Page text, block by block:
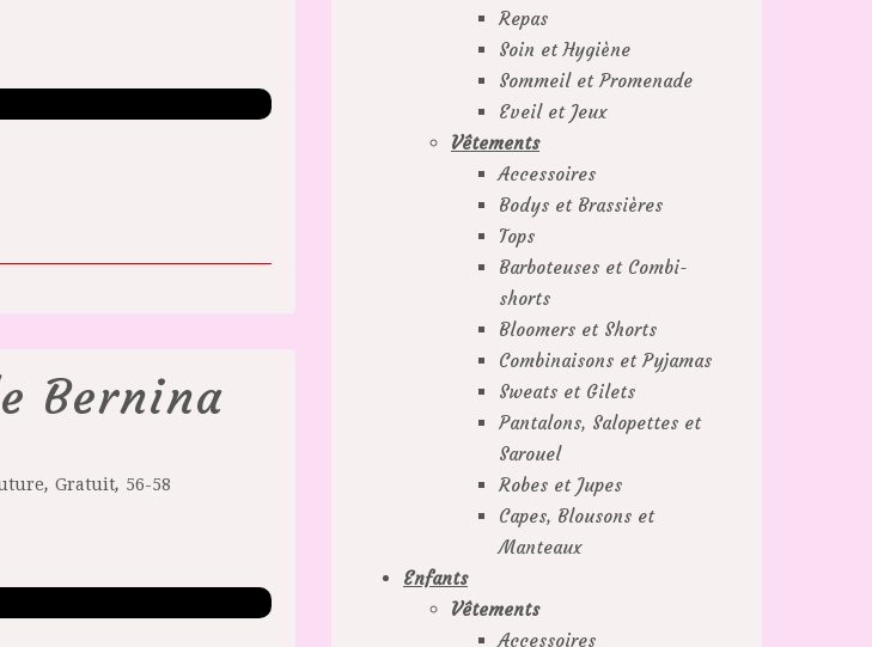
Bernina
, Gratuit, 56-58
Repas
Soin et Hygiène
Sommeil et Promenade
Eveil et Jeux
Vêtements
Accessoires
Bodys et Brassières
Tops
Barboteuses et Combi-
shorts
Bloomers et Shorts
Combinaisons et Pyjamas
Sweats et Gilets
Pantalons, Salopettes et
Sarouel
Robes et Jupes
Capes, Blousons et
Manteaux
Enfants
Vêtements
Accessoires